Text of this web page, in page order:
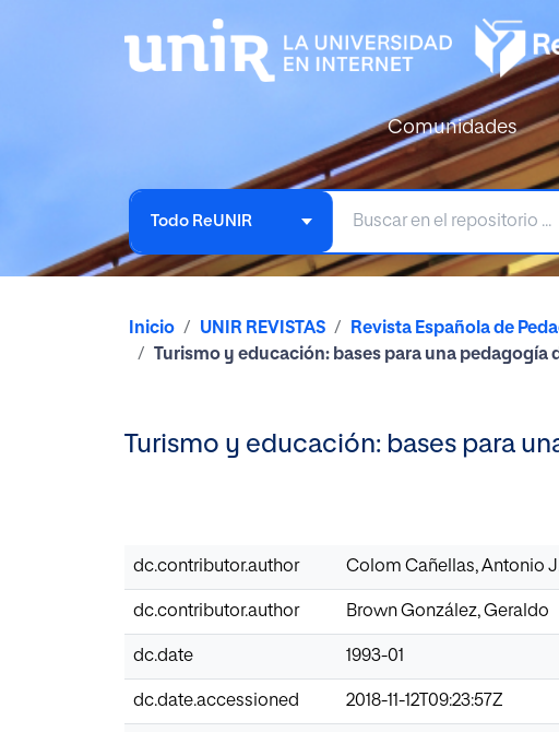
Comunidades
Todo ReUNIR
Inicio UNIR REVISTAS Revista Española de
Turismo y educación: bases para una pedagogía
Turismo y educación: bases para
dc.contributor.author Colom Cañellas, Antonio
dc.contributor.author Brown González, Geraldo
dc.date 1993-01
dc.date.accessioned 2018-11-12T09:23:57Z